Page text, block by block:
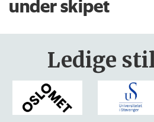
under skipet
Ledige